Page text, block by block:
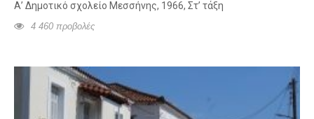
Α’ Δημοτικό σχολείο Μεσσήνης, 1966, Στ’ τάξη
4 460 προβολές